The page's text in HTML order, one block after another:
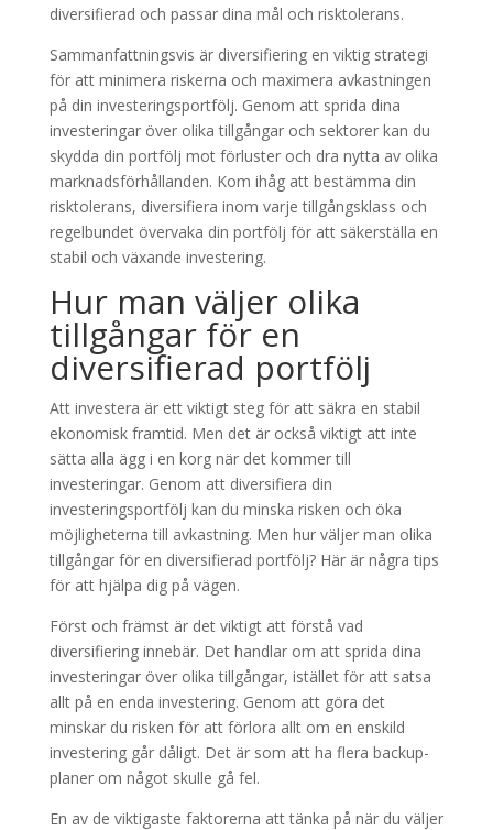
diversifierad och passar dina mål och risktolerans.
Sammanfattningsvis är diversifiering en viktig strategi
för att minimera riskerna och maximera avkastningen
på din investeringsportfölj. Genom att sprida dina
investeringar över olika tillgångar och sektorer kan du
skydda din portfölj mot förluster och dra nytta av olika
marknadsförhållanden. Kom ihåg att bestämma din
risktolerans, diversifiera inom varje tillgångsklass och
regelbundet övervaka din portfölj för att säkerställa en
stabil och växande investering.
Hur man väljer olika
tillgångar för en
diversifierad portfölj
Att investera är ett viktigt steg för att säkra en stabil
ekonomisk framtid. Men det är också viktigt att inte
sätta alla ägg i en korg när det kommer till
investeringar. Genom att diversifiera din
investeringsportfölj kan du minska risken och öka
möjligheterna till avkastning. Men hur väljer man olika
tillgångar för en diversifierad portfölj? Här är några tips
för att hjälpa dig på vägen.
Först och främst är det viktigt att förstå vad
diversifiering innebär. Det handlar om att sprida dina
investeringar över olika tillgångar, istället för att satsa
allt på en enda investering. Genom att göra det
minskar du risken för att förlora allt om en enskild
investering går dåligt. Det är som att ha flera backup-
planer om något skulle gå fel.
En av de viktigaste faktorerna att tänka på när du väljer